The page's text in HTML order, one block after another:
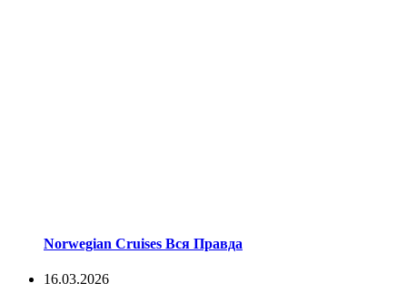
Norwegian Cruises Вся Правда
16.03.2026